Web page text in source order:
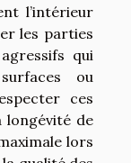
l’intérieur
les parties
qui
ou
ces
longévité de
lors